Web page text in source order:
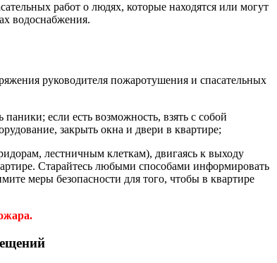
работ о людях, которые находятся или могут
водоснабжения.
руководителя пожаротушения и спасательных
если есть возможность, взять с собой
закрыть окна и двери в квартире;
лестничным клеткам), двигаясь к выходу
Старайтесь любыми способами информировать
меры безопасности для того, чтобы в квартире